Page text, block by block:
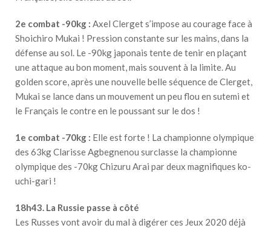
2e combat -90kg : Axel Clerget s’impose au courage face à
Shoichiro Mukai ! Pression constante sur les mains, dans la
défense au sol. Le -90kg japonais tente de tenir en plaçant
une attaque au bon moment, mais souvent à la limite. Au
golden score, après une nouvelle belle séquence de Clerget,
Mukai se lance dans un mouvement un peu flou en sutemi et
le Français le contre en le poussant sur le dos !
1e combat -70kg : Elle est forte ! La championne olympique
des 63kg Clarisse Agbegnenou surclasse la championne
olympique des -70kg Chizuru Arai par deux magnifiques ko-
uchi-gari !
18h43. La Russie passe à côté
Les Russes vont avoir du mal à digérer ces Jeux 2020 déjà